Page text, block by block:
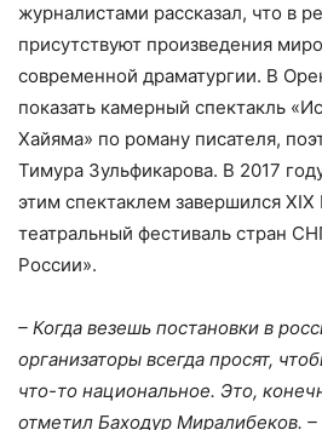
журналистами рассказал, что в
присутствуют произведения
современной драматургии. В
показать камерный спектакль
Хайяма» по роману писателя,
Тимура Зульфикарова. В 2017
этим спектаклем завершился
театральный фестиваль стран
России».
– Когда везешь постановки в
организаторы всегда просят,
что-то национальное. Это,
отметил Баходур Миралибеков.